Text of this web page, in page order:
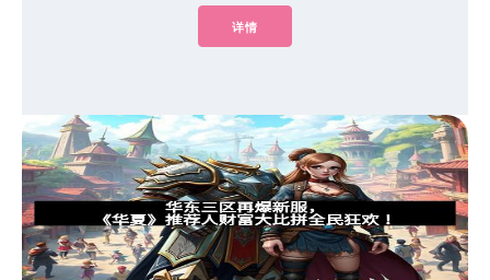
详情